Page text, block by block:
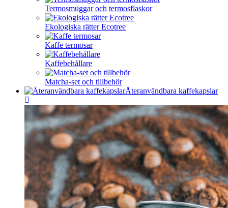
Termosmuggar och termosflaskor
Ekologiska rätter Ecotree
Kaffe termosar
Kaffebehållare
Matcha-set och tillbehör
Återanvändbara kaffekapslar